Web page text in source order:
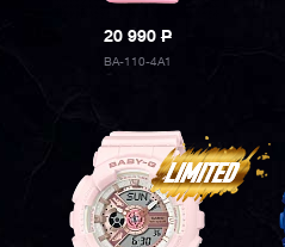
20 990P
BA-110-4A1